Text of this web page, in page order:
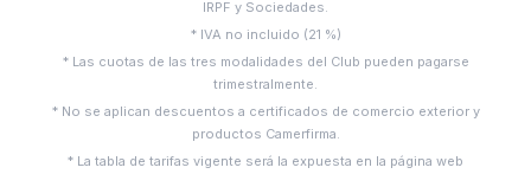
IRPF y Sociedades.
* IVA no incluido (21 %)
* Las cuotas de las tres modalidades del Club pueden pagarse
trimestralmente.
* No se aplican descuentos a certificados de comercio exterior y
productos Camerfirma.
* La tabla de tarifas vigente será la expuesta en la página web